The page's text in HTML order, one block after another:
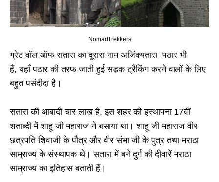
NomadTrekkers
ग्रेट वॉल ऑफ सतारा का दूसरा नाम अजिंक्यतारा पठार भी
हैं, यहाँ पठार की तरफ जाती हुई सड़क ट्रैकिंग करने वालों के लिए
बहुत पसंदीदा है।
सतारा की आबादी चार लाख है, इस शहर की इस्थापना 17वीं
शताब्दी में शाहू जी महाराज ने बसाया था। शाहू जी महाराज वीर
छत्रपति शिवाजी के पौत्र और वीर संभा जी के पुत्र तथा मराठा
साम्राज्य के संस्थापक थे। सतारा में बने दुर्ग की दीवारें मराठा
साम्राज्य का इतिहास बताती हैं।